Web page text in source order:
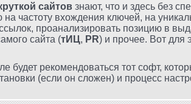
сайтов знают, что и здесь без
частоту вхождения ключей, на
проанализировать позицию в
сайта (тИЦ, PR) и прочее. Вот для
будет рекомендоваться тот софт,
(если он сложен) и процесс